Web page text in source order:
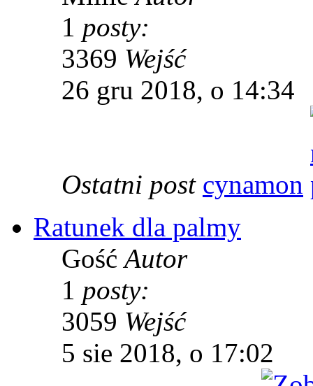
1 posty:
3369 Wejść
26 gru 2018, o 14:34
Ostatni post cynamon
Ratunek dla palmy
GośćAutor
1 posty:
3059 Wejść
5 sie 2018, o 17:02